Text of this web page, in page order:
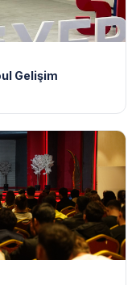
Gelişim